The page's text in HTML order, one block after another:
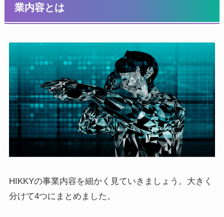
業内容とは
HIKKYの事業内容を細かく見ていきましょう。大きく
分けて4つにまとめました。